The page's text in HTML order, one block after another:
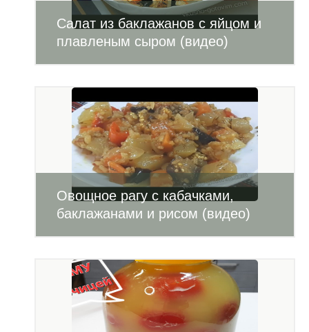
Салат из баклажанов с яйцом и
плавленым сыром (видео)
Овощное рагу с кабачками,
баклажанами и рисом (видео)